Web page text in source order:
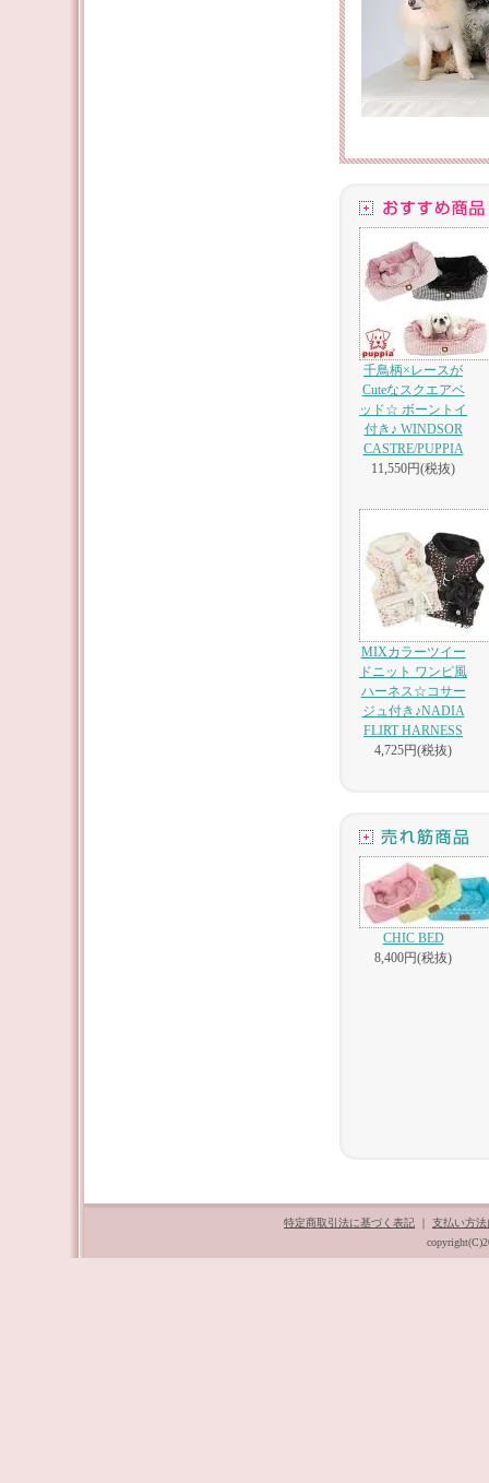
千鳥柄×レースが
Cuteなスクエアベ
ッド☆ ボーントイ
付き♪ WINDSOR
CASTRE/PUPPIA
11,550円(税抜)
MIXカラーツイー
ドニット ワンピ風
ハーネス☆コサー
ジュ付き♪NADIA
FLIRT HARNESS
4,725円(税抜)
CHIC BED
8,400円(税抜)
特定商取引法に基づく表記
支払い方